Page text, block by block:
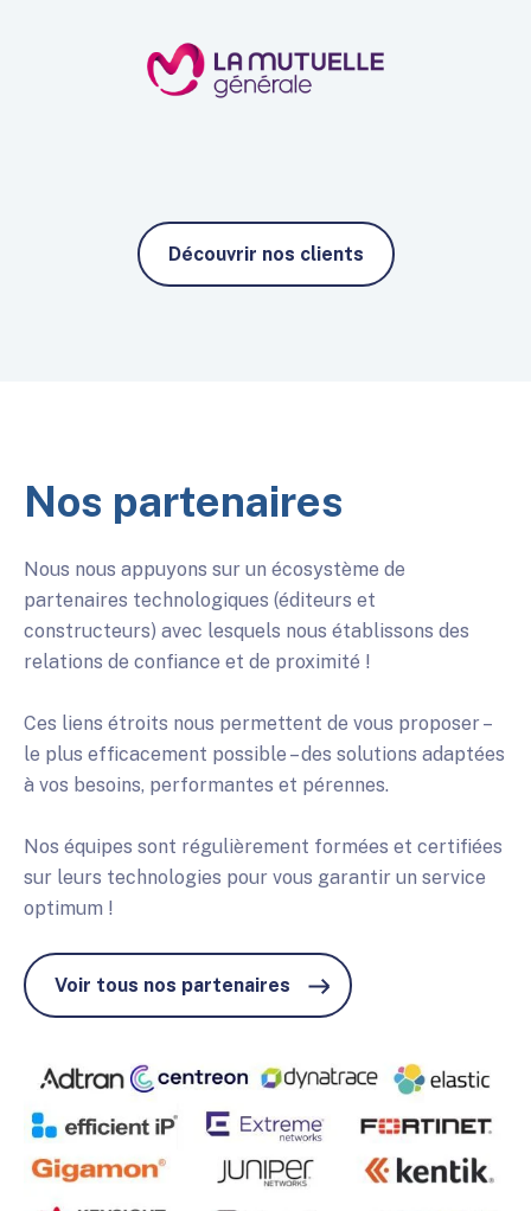
Découvrir nos clients
Nos partenaires
Nous nous appuyons sur un écosystème de
partenaires technologiques (éditeurs et
constructeurs) avec lesquels nous établissons des
relations de confiance et de proximité !
Ces liens étroits nous permettent de vous proposer –
le plus efficacement possible – des solutions adaptées
à vos besoins, performantes et pérennes.
Nos équipes sont régulièrement formées et certifiées
sur leurs technologies pour vous garantir un service
optimum !
Voir tous nos partenaires